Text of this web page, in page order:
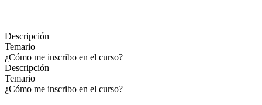
Descripción
Temario
¿Cómo me inscribo en el curso?
Descripción
Temario
¿Cómo me inscribo en el curso?